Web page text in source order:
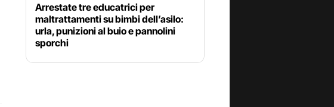
Arrestate tre educatrici per
maltrattamenti su bimbi dell’asilo:
urla, punizioni al buio e pannolini
sporchi